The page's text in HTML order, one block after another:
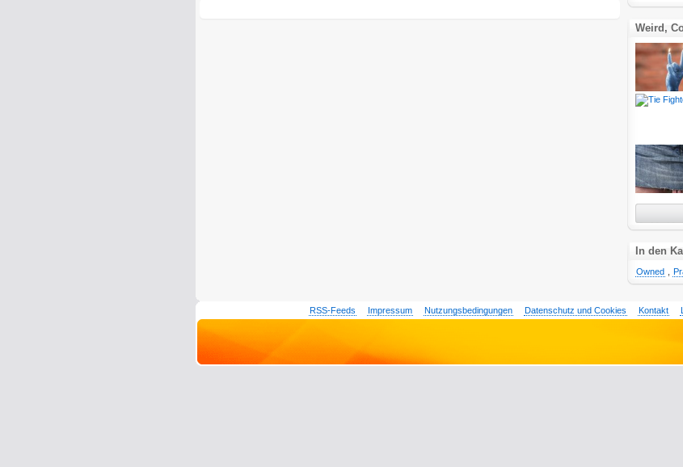
Weird,
In den
Owned
RSS-Feeds Impressum Nutzungsbedingungen Datenschutz und Cookies Kontakt